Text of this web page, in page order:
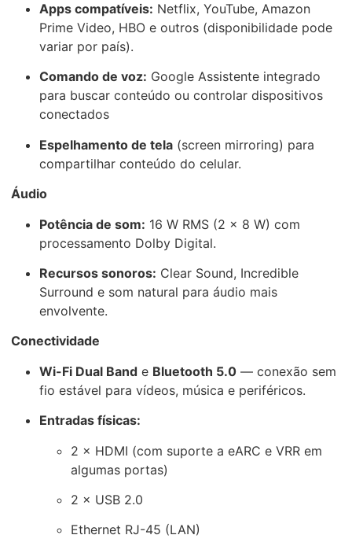
Apps compatíveis: Netflix, YouTube, Amazon
Prime Video, HBO e outros (disponibilidade pode
variar por país).
Comando de voz: Google Assistente integrado
para buscar conteúdo ou controlar dispositivos
conectados
Espelhamento de tela (screen mirroring) para
compartilhar conteúdo do celular.
Áudio
Potência de som: 16 W RMS (2 × 8 W) com
processamento Dolby Digital.
Recursos sonoros: Clear Sound, Incredible
Surround e som natural para áudio mais
envolvente.
Conectividade
Wi-Fi Dual Band e Bluetooth 5.0 — conexão sem
fio estável para vídeos, música e periféricos.
Entradas físicas:
2 × HDMI (com suporte a eARC e VRR em
algumas portas)
2 × USB 2.0
Ethernet RJ-45 (LAN)